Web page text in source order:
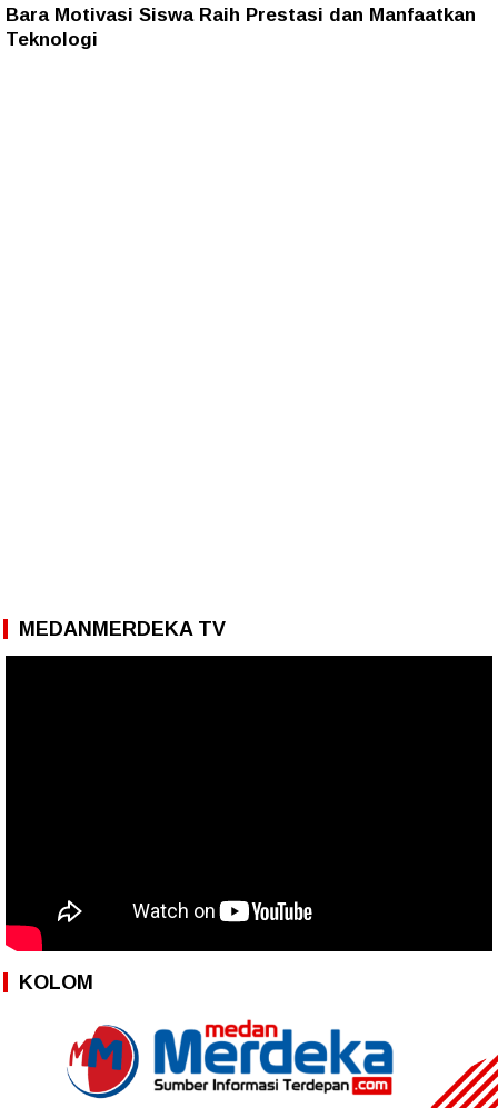
Bara Motivasi Siswa Raih Prestasi dan Manfaatkan
Teknologi
MEDANMERDEKA TV
KOLOM